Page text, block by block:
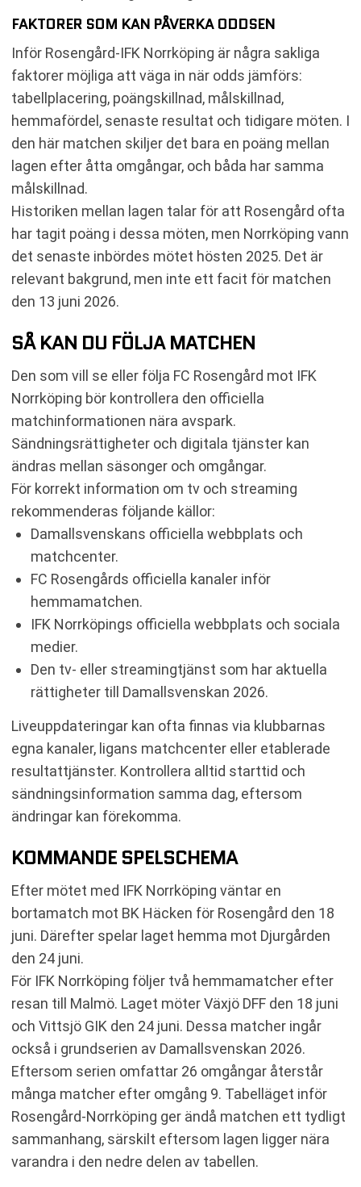
FAKTORER SOM KAN PÅVERKA ODDSEN
Inför Rosengård-IFK Norrköping är några sakliga
faktorer möjliga att väga in när odds jämförs:
tabellplacering, poängskillnad, målskillnad,
hemmafördel, senaste resultat och tidigare möten. I
den här matchen skiljer det bara en poäng mellan
lagen efter åtta omgångar, och båda har samma
målskillnad.
Historiken mellan lagen talar för att Rosengård ofta
har tagit poäng i dessa möten, men Norrköping vann
det senaste inbördes mötet hösten 2025. Det är
relevant bakgrund, men inte ett facit för matchen
den 13 juni 2026.
SÅ KAN DU FÖLJA MATCHEN
Den som vill se eller följa FC Rosengård mot IFK
Norrköping bör kontrollera den officiella
matchinformationen nära avspark.
Sändningsrättigheter och digitala tjänster kan
ändras mellan säsonger och omgångar.
För korrekt information om tv och streaming
rekommenderas följande källor:
Damallsvenskans officiella webbplats och
matchcenter.
FC Rosengårds officiella kanaler inför
hemmamatchen.
IFK Norrköpings officiella webbplats och sociala
medier.
Den tv- eller streamingtjänst som har aktuella
rättigheter till Damallsvenskan 2026.
Liveuppdateringar kan ofta finnas via klubbarnas
egna kanaler, ligans matchcenter eller etablerade
resultattjänster. Kontrollera alltid starttid och
sändningsinformation samma dag, eftersom
ändringar kan förekomma.
KOMMANDE SPELSCHEMA
Efter mötet med IFK Norrköping väntar en
bortamatch mot BK Häcken för Rosengård den 18
juni. Därefter spelar laget hemma mot Djurgården
den 24 juni.
För IFK Norrköping följer två hemmamatcher efter
resan till Malmö. Laget möter Växjö DFF den 18 juni
och Vittsjö GIK den 24 juni. Dessa matcher ingår
också i grundserien av Damallsvenskan 2026.
Eftersom serien omfattar 26 omgångar återstår
många matcher efter omgång 9. Tabelläget inför
Rosengård-Norrköping ger ändå matchen ett tydligt
sammanhang, särskilt eftersom lagen ligger nära
varandra i den nedre delen av tabellen.